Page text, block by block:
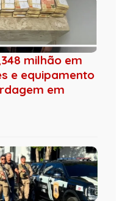
milhão em
e equipamento
em